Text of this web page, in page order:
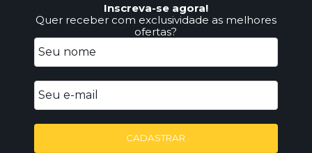
Inscreva-se agora!
Quer receber com exclusividade as melhores
ofertas?
CADASTRAR